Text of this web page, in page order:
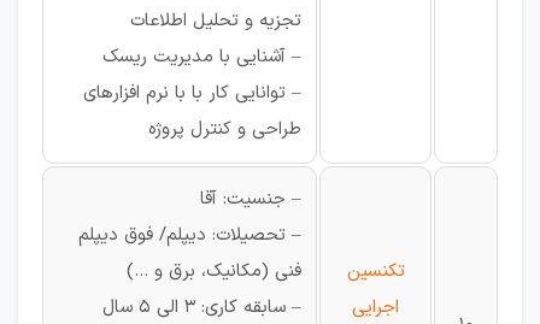
تجزیه و تحلیل اطلاعات
– آشنایی با مدیریت ریسک
– توانایی کار با با نرم افزارهای
طراحی و کنترل پروژه
تکنسین
اجرایی
– جنسیت: آقا
– تحصیلات: دیپلم/ فوق دیپلم
فنی (مکانیک، برق و …)
– سابقه کاری: 3 الی 5 سال